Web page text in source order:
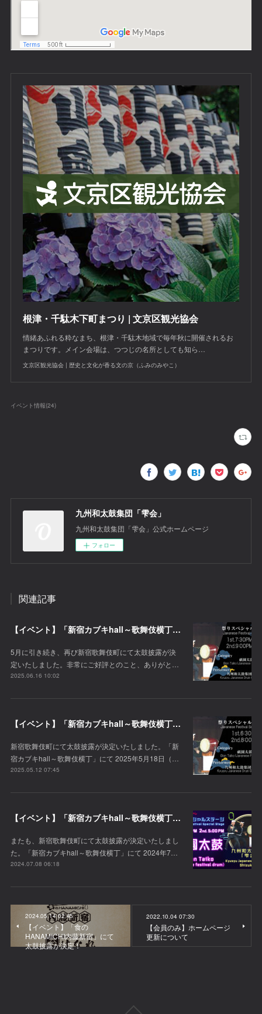
根津・千駄木下町まつり | 文京区観光協会
情緒あふれる粋なまち、根津・千駄木地域で毎年秋に開催されるお
まつりです。メイン会場は、つつじの名所としても知ら…
文京区観光協会 | 歴史と文化が香る文の京（ふみのみやこ）
イベント情報(24)
九州和太鼓集団「雫会」
九州和太鼓集団「雫会」公式ホームページ
フォロー
関連記事
【イベント】「新宿カブキhall～歌舞伎横丁」にて太鼓披露が決定！
5月に引き続き、再び新宿歌舞伎町にて太鼓披露が決
定いたしました。非常にご好評とのこと、ありがと…
2025.06.16 10:02
【イベント】「新宿カブキhall～歌舞伎横丁」にて太鼓披露が決定！
新宿歌舞伎町にて太鼓披露が決定いたしました。「新
宿カブキhall～歌舞伎横丁」にて 2025年5月18日（…
2025.05.12 07:45
【イベント】「新宿カブキhall～歌舞伎横丁」にて太鼓披露が決定！
またも、新宿歌舞伎町にて太鼓披露が決定いたしまし
た。「新宿カブキhall～歌舞伎横丁」にて 2024年7…
2024.07.08 06:18
2024.05.14 02:45
【イベント】「食の
HANAMICHI内藤新宿」にて
太鼓披露が決定！
2022.10.04 07:30
【会員のみ】ホームページ
更新について